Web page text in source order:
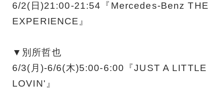
6/2(日)21:00-21:54『Mercedes-Benz THE
EXPERIENCE』
▼別所哲也
6/3(月)-6/6(木)5:00-6:00『JUST A LITTLE
LOVIN'』